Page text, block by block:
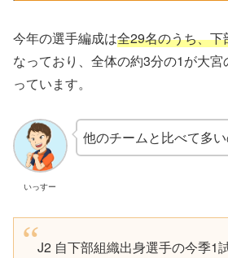
今年の選手編成は全29名のうち、
なっており、全体の約3分の1が大
っています。
いっすー
他のチームと比べて多
J2 自下部組織出身選手の今季1